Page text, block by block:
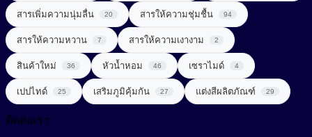
สารทำความสะอาด (Surfactant)
Amino Acid Surfactant
Amphoteric Surfactant
Anionic Surfactant
สารทำละลาย (Solvent)
สารปรับ pH (pH adjust)
สารปรับความนุ่มลื่น (Conditioning Agent)
สารแต่งสี (Coloring)
สารให้ความหวาน (Sweetener)
เพิ่มสารอาหาร (Nutrient added)
สารเพิ่มความนุ่มลื่น 20 สารให้ความชุ่มชื้น 94
สารให้ความหวาน 7 สารให้ความเงางาม 2
สินค้าใหม่ 36 หัวน้ำหอม 46 เซราไมด์ 4
เปปไทด์ 25 เสริมภูมิคุ้มกัน 27 แต่งสีผลิตภัณฑ์ 29
ติดต่อเรา